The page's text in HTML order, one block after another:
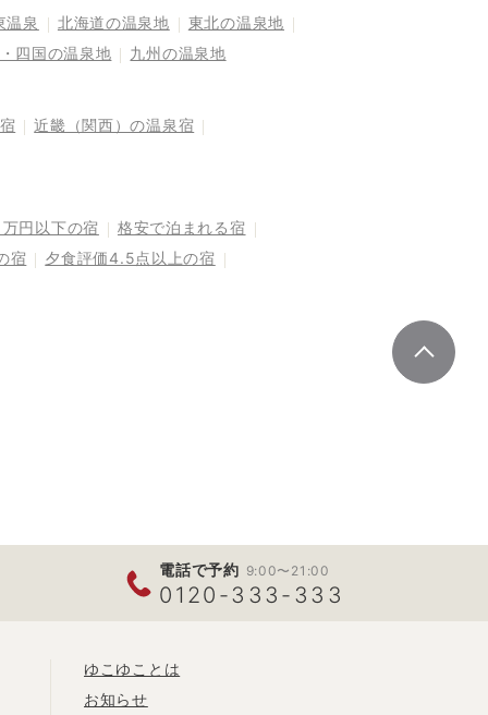
温泉 北海道の温泉地
東北の温泉地
四国の温泉地
九州の温泉地
近畿（関西）の温泉宿
円以下の宿
格安で泊まれる宿
宿
夕食評価4.5点以上の宿
電話で予約 9:00〜21:00
0120-333-333
ゆこゆことは
お知らせ